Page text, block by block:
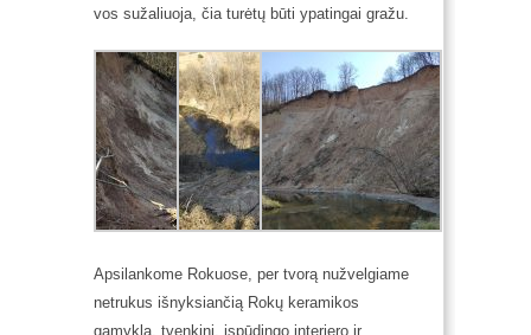
vos sužaliuoja, čia turėtų būti ypatingai gražu.
Apsilankome Rokuose, per tvorą nužvelgiame
netrukus išnyksiančią Rokų keramikos
gamyklą, tvenkinį, įspūdingo interjero ir